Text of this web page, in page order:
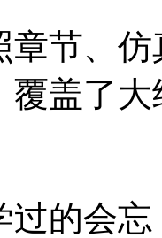
章节、
覆盖了
过的会